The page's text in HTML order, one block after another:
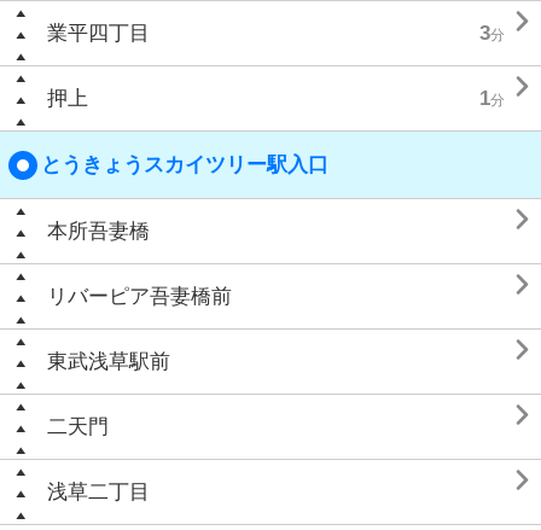
業平四丁目 3分 
押上 1分 
とうきょうスカイツリー駅入口
本所吾妻橋 
リバーピア吾妻橋前 
東武浅草駅前 
二天門 
浅草二丁目 